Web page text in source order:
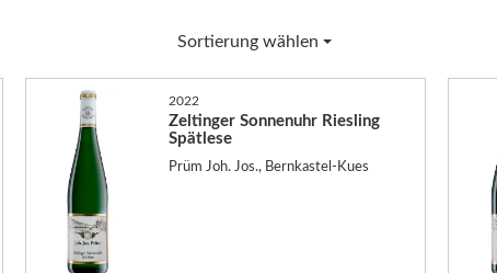
Sortierung wählen
2022
Zeltinger Sonnenuhr Riesling
Spätlese
Prüm Joh. Jos., Bernkastel-Kues